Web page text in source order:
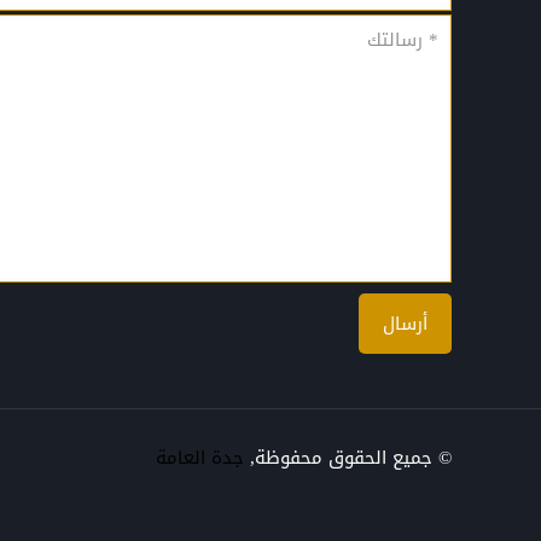
© جميع الحقوق محفوظة, جدة العامة